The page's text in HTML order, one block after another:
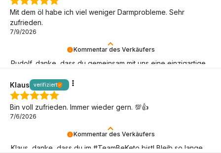
Kommentar des Verkäufers
Rudolf, danke, dass du gemeinsam mit uns eine einzigartige
Mit dem öl habe ich viel weniger Darmprobleme. Sehr
zufrieden.
7/9/2026
Kommentar des Verkäufers
Klaus, danke, dass du im #TeamBeKeto bist! Bleib so lange
Klaus verifiziert
Bin voll zufrieden. Immer wieder gern. 💯👍️
7/6/2026